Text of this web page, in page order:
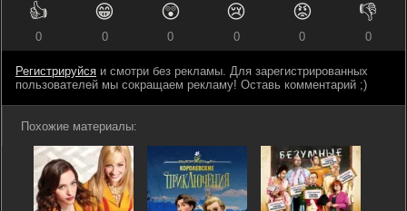
👍
0
😁
0
😲
0
😢
0
😡
0
👎
0
Регистрируйся и смотри без рекламы. Для зарегистрированных
пользователей мы сокращаем рекламу! Оставь комментарий ;)
Похожие материалы: